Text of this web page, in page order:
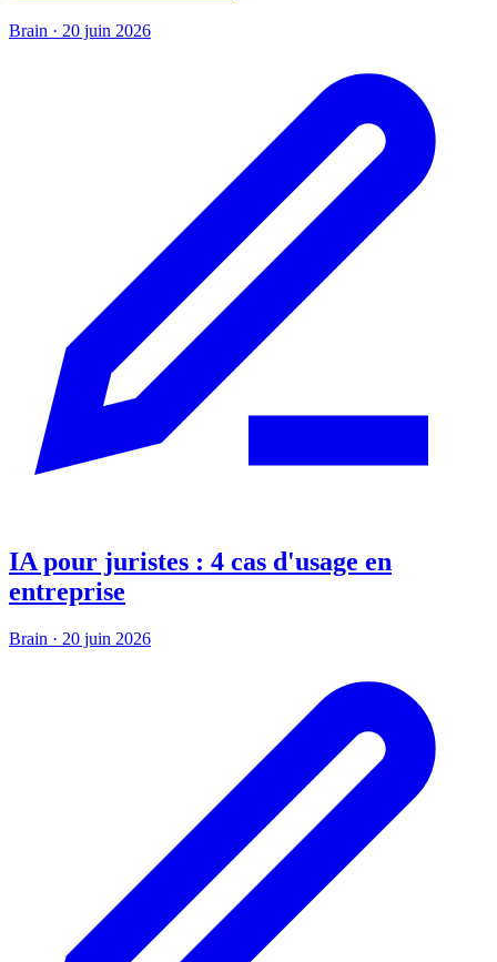
Brain · 20 juin 2026
IA pour juristes : 4 cas d'usage en
entreprise
Brain · 20 juin 2026